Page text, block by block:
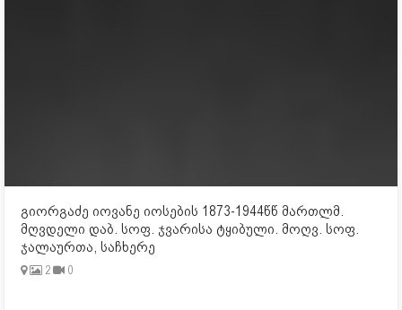
გიორგაძე იოვანე იოსების 1873-1944წწ მართლმ.
მღვდელი დაბ. სოფ. ჯვარისა ტყიბული. მოღვ. სოფ.
ჯალაურთა, საჩხერე
2 0